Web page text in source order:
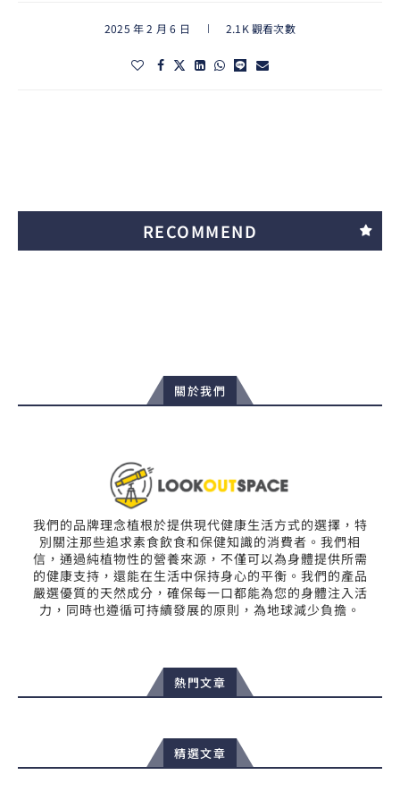
2025 年 2 月 6 日 2.1K 觀看次數
RECOMMEND
關於我們
我們的品牌理念植根於提供現代健康生活方式的選擇，特
別關注那些追求素食飲食和保健知識的消費者。我們相
信，通過純植物性的營養來源，不僅可以為身體提供所需
的健康支持，還能在生活中保持身心的平衡。我們的產品
嚴選優質的天然成分，確保每一口都能為您的身體注入活
力，同時也遵循可持續發展的原則，為地球減少負擔。
熱門文章
精選文章